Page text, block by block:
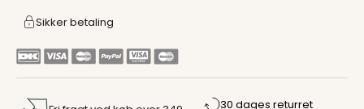
Sikker betaling
30 dages returret